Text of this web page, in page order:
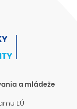
a mládeže
EÚ